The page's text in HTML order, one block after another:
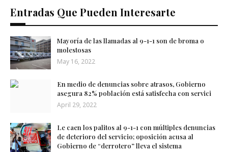
Entradas Que Pueden Interesarte
Mayoría de las llamadas al 9-1-1 son de broma o
molestosas
May 16, 2022
En medio de denuncias sobre atrasos, Gobierno
asegura 82% población está satisfecha con servici
April 29, 2022
Le caen los palitos al 9-1-1 con múltiples denuncias
de deterioro del servicio; oposición acusa al
Gobierno de “derrotero” lleva el sistema